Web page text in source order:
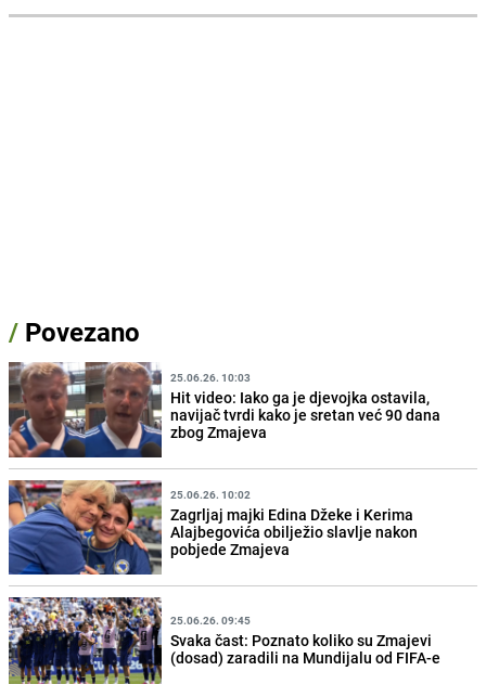
/ Povezano
25.06.26. 10:03
Hit video: Iako ga je djevojka ostavila,
navijač tvrdi kako je sretan već 90 dana
zbog Zmajeva
25.06.26. 10:02
Zagrljaj majki Edina Džeke i Kerima
Alajbegovića obilježio slavlje nakon
pobjede Zmajeva
25.06.26. 09:45
Svaka čast: Poznato koliko su Zmajevi
(dosad) zaradili na Mundijalu od FIFA-e